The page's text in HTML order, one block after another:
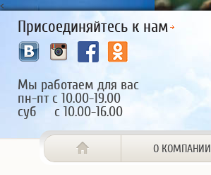
<
Присоединяйтесь к нам
Мы работаем для вас
пн-пт с 10.00-19.00
суб с 10.00-16.00
О КОМПАНИИ